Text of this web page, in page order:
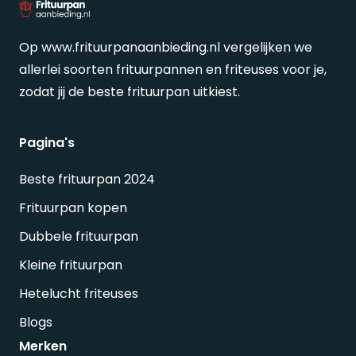
Op www.frituurpanaanbieding.nl vergelijken we
allerlei soorten frituurpannen en friteuses voor je,
zodat jij de beste frituurpan uitkiest.
Pagina's
Beste frituurpan 2024
Frituurpan kopen
Dubbele frituurpan
Kleine frituurpan
Hetelucht friteuses
Blogs
Merken